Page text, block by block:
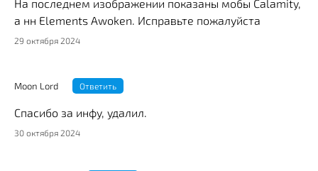
На последнем изображении показаны мобы Calamity,
а нн Elements Awoken. Исправьте пожалуйста
29 октября 2024
Moon Lord Ответить
Спасибо за инфу, удалил.
30 октября 2024